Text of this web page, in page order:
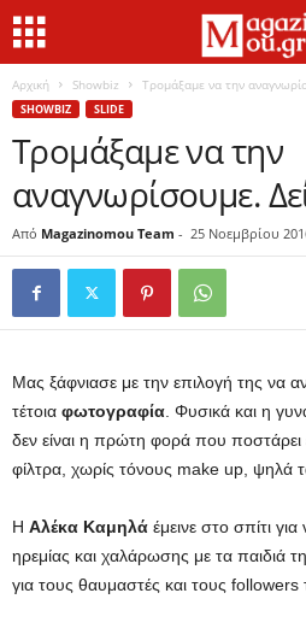
Αρχική Showbiz Τρομάξαμε να την
SHOWBIZ SLIDE
Τρομάξαμε να την
αναγνωρίσουμε.
Από Magazinomou Team - 25 Νοεμβρίου
Μας ξάφνιασε με την επιλογή της να
τέτοια φωτογραφία . Φυσικά και η
δεν είναι η πρώτη φορά που ποστάρει
φίλτρα, χωρίς τόνους make up, ψηλά
Η Αλέκα Καμηλά έμεινε στο σπίτι
ηρεμίας και χαλάρωσης με τα παιδιά
για τους θαυμαστές και τους followers